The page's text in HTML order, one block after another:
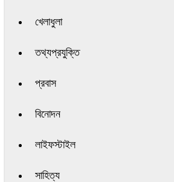
খেলাধুলা
তথ্যপ্রযুক্তি
প্রবাস
বিনোদন
লাইফস্টাইল
সাহিত্য